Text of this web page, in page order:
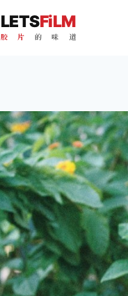
LETSFiLM
胶 片 的 味 道